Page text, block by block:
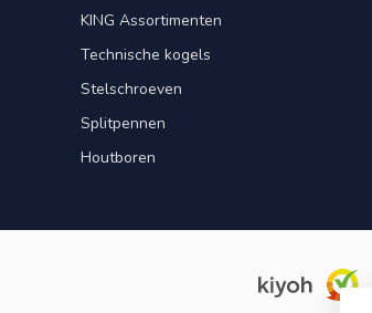
KING Assortimenten
Technische kogels
Stelschroeven
Splitpennen
Houtboren